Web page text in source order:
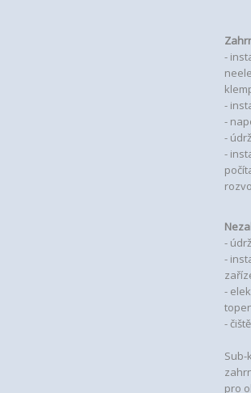
-
-
-
-
-
-
-
-
-
Sub-
pro